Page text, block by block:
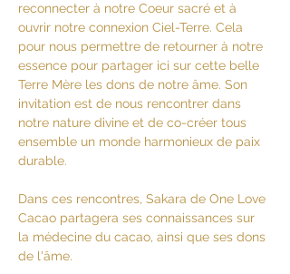
reconnecter à notre Coeur sacré et à
ouvrir notre connexion Ciel-Terre. Cela
pour nous permettre de retourner à notre
essence pour partager ici sur cette belle
Terre Mère les dons de notre âme. Son
invitation est de nous rencontrer dans
notre nature divine et de co-créer tous
ensemble un monde harmonieux de paix
durable.
Dans ces rencontres, Sakara de One Love
Cacao partagera ses connaissances sur
la médecine du cacao, ainsi que ses dons
de l'âme.